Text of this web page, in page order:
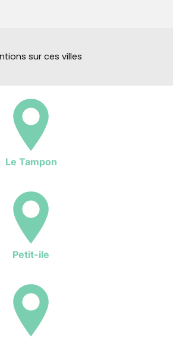
sur ces villes
Le Tampon
Petit-ile